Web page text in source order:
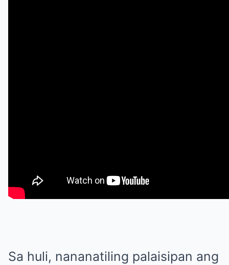
Sa huli, nananatiling palaisipan ang